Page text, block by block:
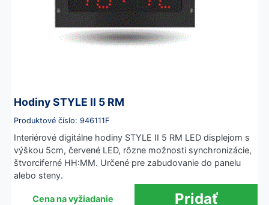
Hodiny STYLE II 5 RM
Produktové číslo: 946111F
Interiérové digitálne hodiny STYLE II 5 RM LED displejom s
výškou 5cm, červené LED, rôzne možnosti synchronizácie,
štvorciferné HH:MM. Určené pre zabudovanie do panelu
alebo steny.
Cena na vyžiadanie